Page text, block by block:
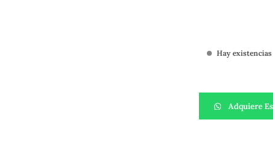
Hay existencias
Adquiere